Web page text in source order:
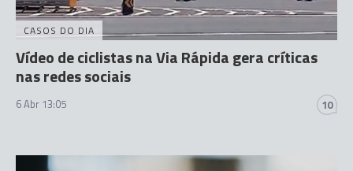
CASOS DO DIA
Vídeo de ciclistas na Via Rápida gera críticas
nas redes sociais
6 Abr 13:05 10